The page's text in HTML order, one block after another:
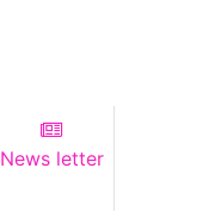
News letter